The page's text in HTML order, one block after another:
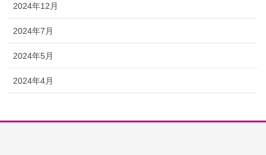
2024年12月
2024年7月
2024年5月
2024年4月